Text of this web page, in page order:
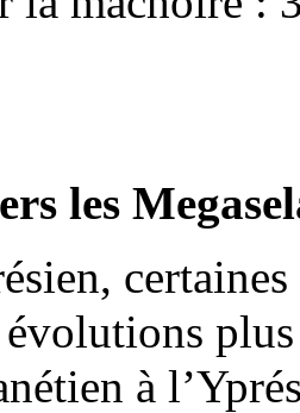
les
évolutions
à